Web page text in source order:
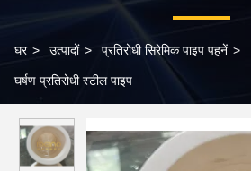
घर > उत्पादों > प्रतिरोधी सिरेमिक पाइप पहनें >
घर्षण प्रतिरोधी स्टील पाइप